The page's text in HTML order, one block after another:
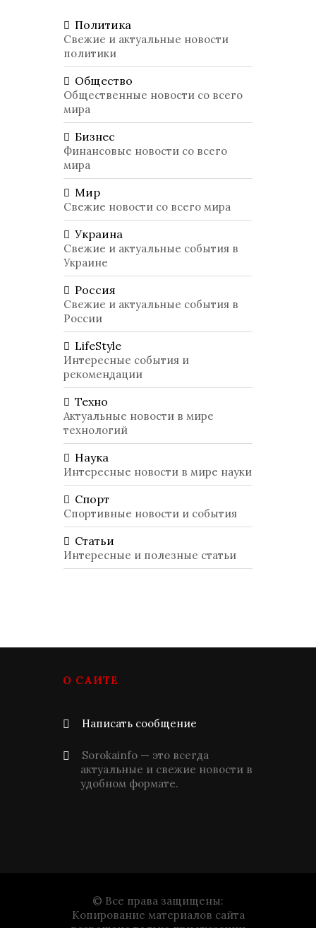
Политика
Свежие и актуальные новости
политики
Общество
Общественные новости со всего
мира
Бизнес
Финансовые новости со всего
мира
Мир
Свежие новости со всего мира
Украина
Свежие и актуальные события в
Украине
Россия
Свежие и актуальные события в
России
LifeStyle
Интересные события и
рекомендации
Техно
Актуальные новости в мире
технологий
Наука
Интересные новости в мире науки
Спорт
Спортивные новости и события
Статьи
Интересные и полезные статьи
О САЙТЕ
Написать сообщение
Sorokainfo — это всегда
актуальные и свежие новости в
удобном формате.
© Все права защищены:
Копирование материалов сайта